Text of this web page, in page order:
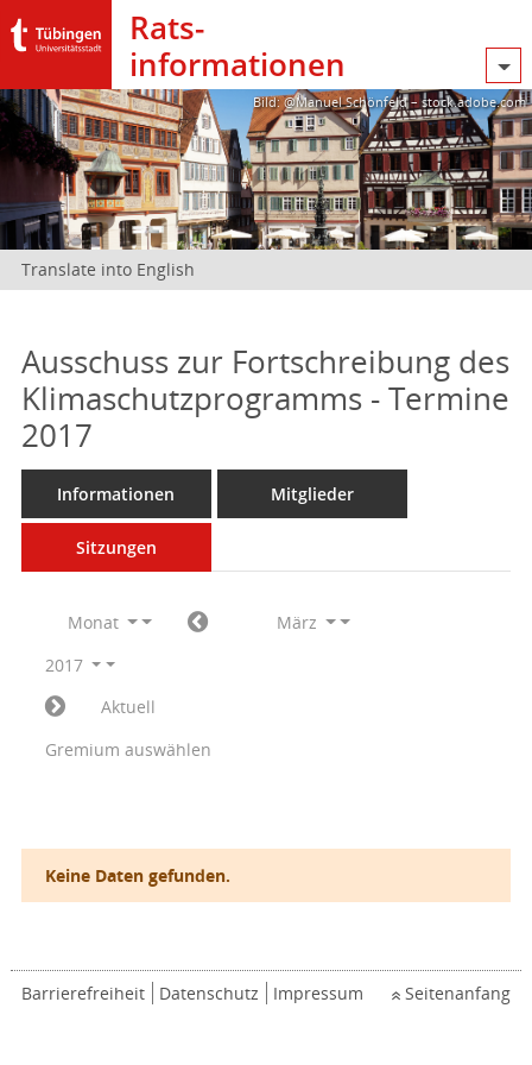
Rats­
informationen
Bild: @Manuel Schönfeld – stock.adobe.com
Translate into English
Ausschuss zur Fortschreibung des
Klimaschutzprogramms - Termine
2017
Informationen Mitglieder
Sitzungen
Monat
März
2017
Aktuell
Gremium auswählen
Keine Daten gefunden.
Barrierefreiheit Datenschutz Impressum Seitenanfang